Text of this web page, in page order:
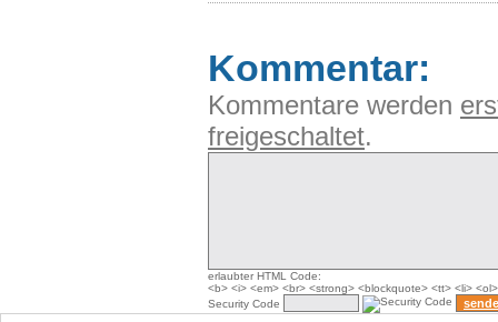
Kommentar:
Kommentare werden
freigeschaltet.
erlaubter HTML Code:
<b> <i> <em> <br> <strong> <blockquote> <tt> <li>
Security Code